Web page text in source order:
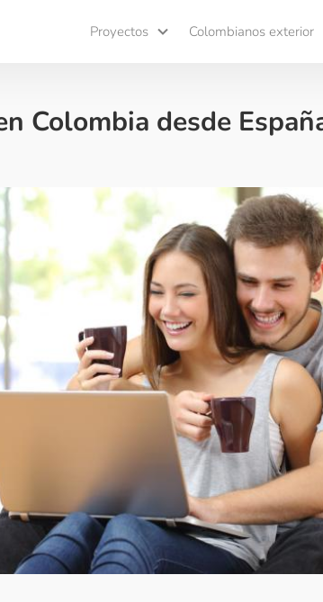
Proyectos Colombianos exterior
Colombia desde
10-01
proyectos